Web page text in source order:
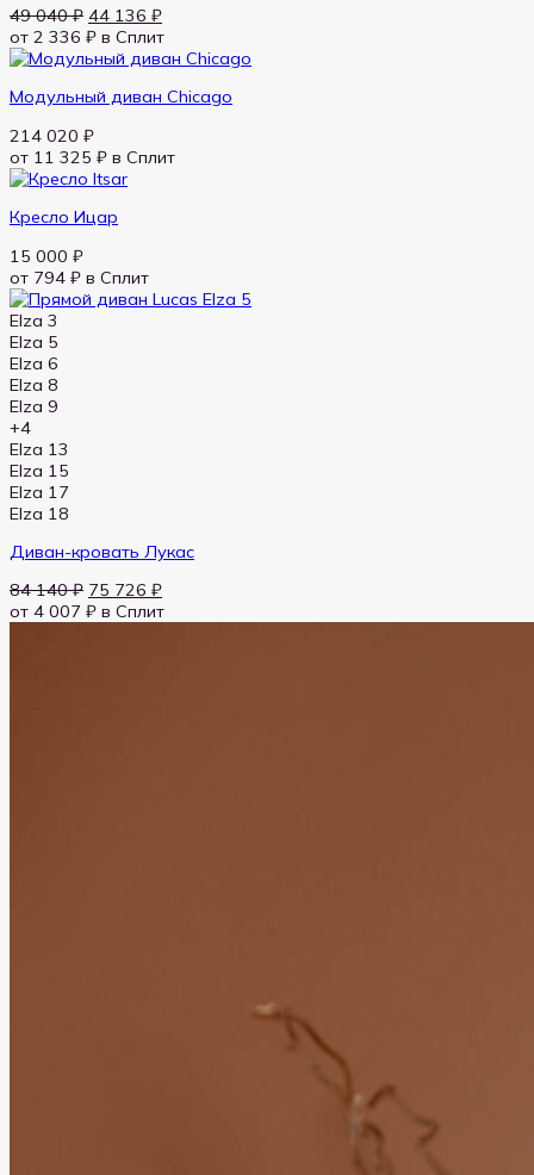
49 040₽ Первоначальная
цена
составляла
44 136 ₽Текущая
цена:
44 136 ₽.
от 2 336 ₽ в Сплит
Модульный диван Chicago
214 020 ₽
от 11 325 ₽ в Сплит
Кресло Ицар
15 000 ₽
от 794 ₽ в Сплит
Elza 3
Elza 5
Elza 6
Elza 8
Elza 9
+4
Elza 13
Elza 15
Elza 17
Elza 18
Диван-кровать Лукас
84 140₽ 75 726 ₽
от 4 007 ₽ в Сплит